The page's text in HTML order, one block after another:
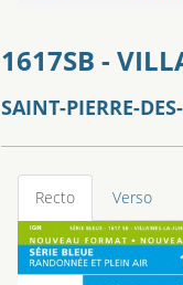
1617SB -
SAINT-PIERRE-
Recto Verso